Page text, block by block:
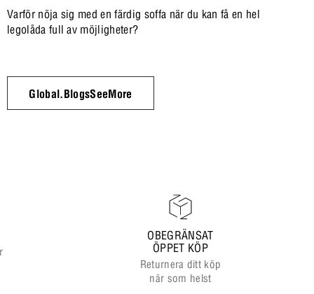
Varför nöja sig med en färdig soffa när du kan få en hel
legolåda full av möjligheter?
Global.BlogsSeeMore
OBEGRÄNSAT
ÖPPET KÖP
Returnera ditt köp
när som helst